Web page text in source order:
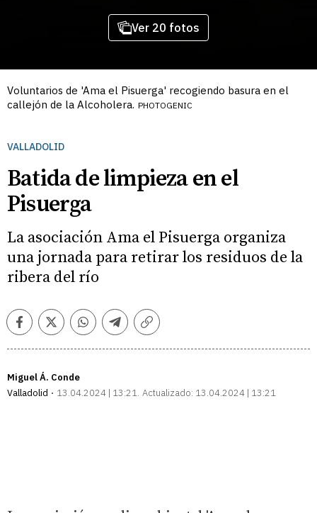
Ver 20 fotos
Voluntarios de 'Ama el Pisuerga' recogiendo basura en el
callejón de la Alcoholera. PHOTOGENIC
VALLADOLID
Batida de limpieza en el
Pisuerga
La asociación Ama el Pisuerga organiza
una jornada para retirar los residuos de la
ribera del río
FacebookTwitterWhatsappTelegramCopiar
Miguel Á. Conde
Valladolid
13.04.2024 | 13:21 Actualizado: 13.04.2024 | 13:21